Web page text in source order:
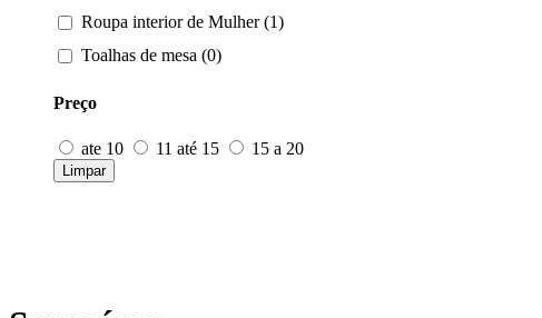
Roupa interior de Mulher (1)
Toalhas de mesa (0)
Preço
ate 10 11 até 15 15 a 20
Limpar